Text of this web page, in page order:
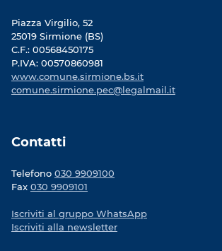
o
k
r
Piazza Virgilio, 52
25019 Sirmione (BS)
C.F.: 00568450175
P.IVA: 00570860981
www.comune.sirmione.bs.it
comune.sirmione.pec@legalmail.it
Contatti
Telefono 030 9909100
Fax 030 9909101
Iscriviti al gruppo WhatsApp
Iscriviti alla newsletter